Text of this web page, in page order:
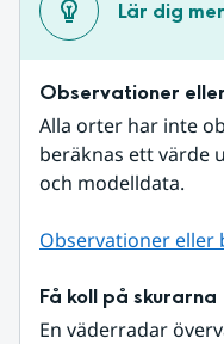
Lär dig mer
Observationer
Alla orter har inte
beräknas ett värde
och modelldata.
Observationer eller
Få koll på skurarna
En väderradar